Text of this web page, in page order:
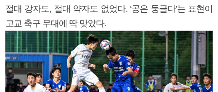
절대 강자도, 절대 약자도 없었다. ‘공은 둥글다’는 표현이
고교 축구 무대에 딱 맞았다.